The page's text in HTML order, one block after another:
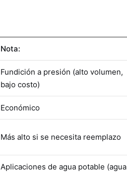
Nota:
Fundición a presión (alto volumen,
bajo costo)
Económico
Más alto si se necesita reemplazo
Aplicaciones de agua potable (agua